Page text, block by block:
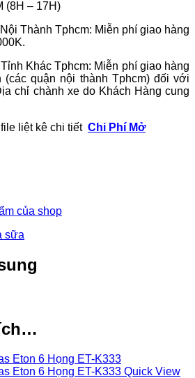
(8H – 17H)
Thành Tphcm: Miễn phí giao hàng
Khác Tphcm: Miễn phí giao hàng
(các quận nội thành Tphcm) đối với
chỉ chành xe do Khách Hàng cung
liệt kê chi tiết Chi Phí Mở
của shop
sữa
Quick View